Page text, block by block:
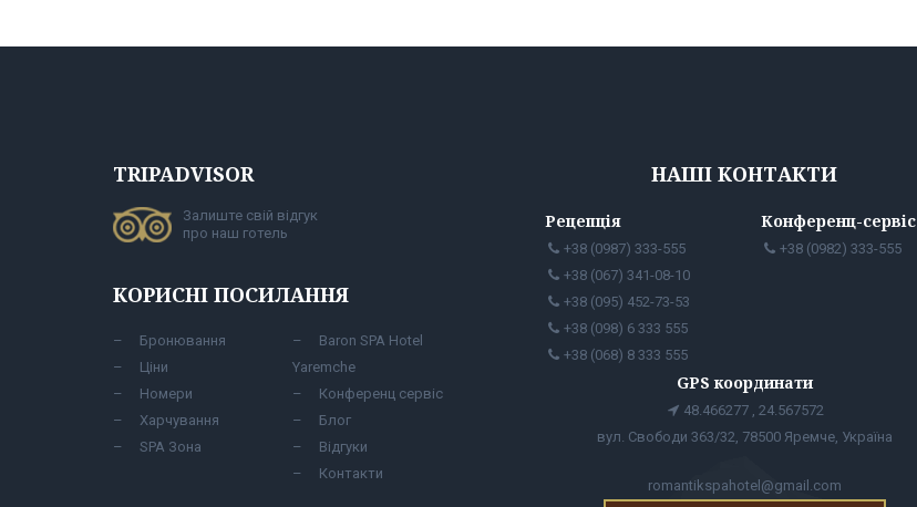
TRIPADVISOR
Залиште свій відгук
про наш готель
КОРИСНІ ПОСИЛАННЯ
Бронювання
Ціни
Номери
Харчування
SPA Зона
Baron SPA Hotel
Yaremche
Конференц сервіс
Блог
Відгуки
Контакти
НАШІ КОНТАКТИ
Рецепція
+38 (0987) 333-555
+38 (067) 341-08-10
+38 (095) 452-73-53
+38 (098) 6 333 555
+38 (068) 8 333 555
Конференц-сервіс
+38 (0982) 333-555
GPS координати
48.466277 , 24.567572
вул. Свободи 363/32, 78500 Яремче, Україна
romantikspahotel@gmail.com